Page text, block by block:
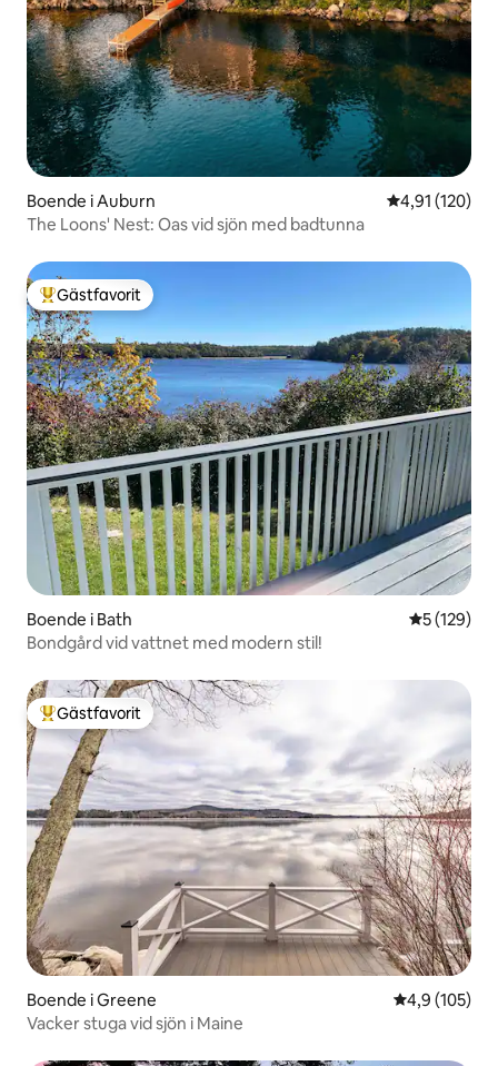
Boende i Auburn 4,91 av 5 i
4,91 (120)
The Loons' Nest: Oas vid sjön med badtunna
Populär gästfavorit
Gästfavorit
Boende i Bath 5 av 5 i
5 (129)
Bondgård vid vattnet med modern stil!
Populär gästfavorit
Gästfavorit
Boende i Greene 4,9 av 5 i
4,9 (105)
Vacker stuga vid sjön i Maine